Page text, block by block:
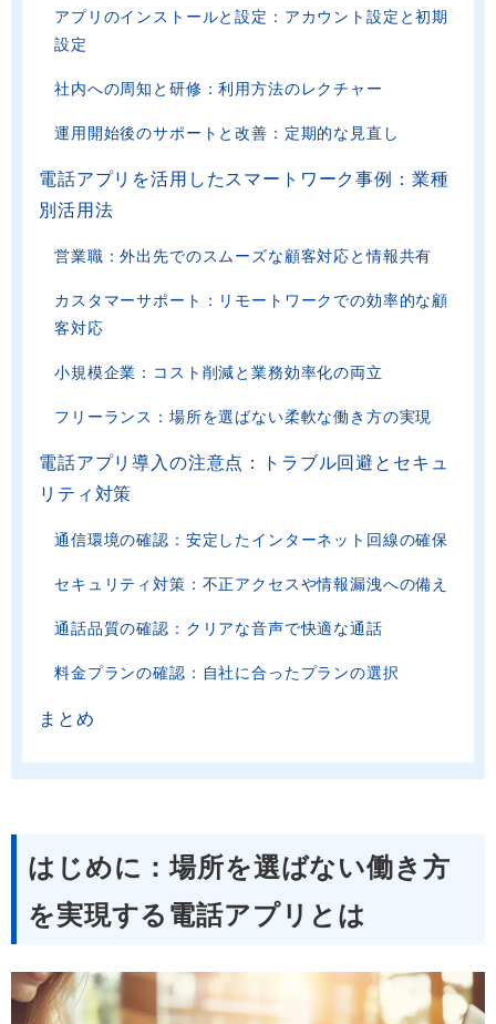
アプリのインストールと設定：アカウント設定と初期
設定
社内への周知と研修：利用方法のレクチャー
運用開始後のサポートと改善：定期的な見直し
電話アプリを活用したスマートワーク事例：業種
別活用法
営業職：外出先でのスムーズな顧客対応と情報共有
カスタマーサポート：リモートワークでの効率的な顧
客対応
小規模企業：コスト削減と業務効率化の両立
フリーランス：場所を選ばない柔軟な働き方の実現
電話アプリ導入の注意点：トラブル回避とセキュ
リティ対策
通信環境の確認：安定したインターネット回線の確保
セキュリティ対策：不正アクセスや情報漏洩への備え
通話品質の確認：クリアな音声で快適な通話
料金プランの確認：自社に合ったプランの選択
まとめ
はじめに：場所を選ばない働き方
を実現する電話アプリとは